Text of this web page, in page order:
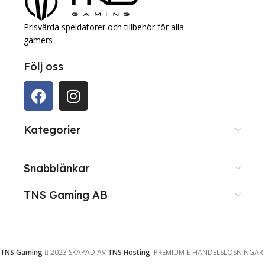
Prisvärda speldatorer och tillbehör för alla
gamers
Följ oss
Kategorier
Snabblänkar
TNS Gaming AB
TNS Gaming 2023 SKAPAD AV TNS Hosting. PREMIUM E-HANDELSLÖSNINGAR.